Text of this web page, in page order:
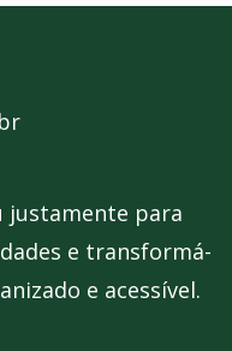
justamente para
e transformá-
e acessível.